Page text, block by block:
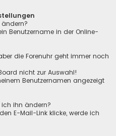
Benutzername in der Online-
die Forenuhr geht immer noch
nicht zur Auswahl!
Benutzernamen angezeigt
ihn ändern?
E-Mail-Link klicke, werde ich